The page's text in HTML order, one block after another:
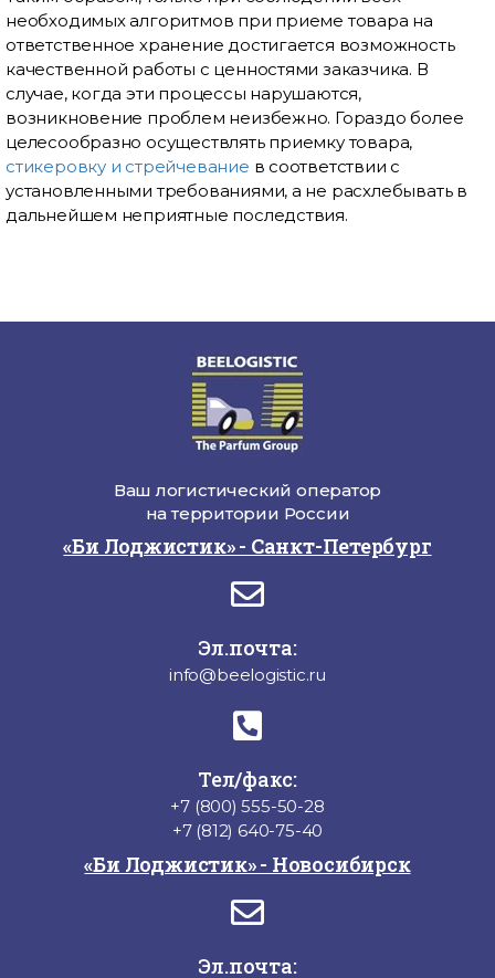
необходимых алгоритмов при приеме товара на
ответственное хранение достигается возможность
качественной работы с ценностями заказчика. В
случае, когда эти процессы нарушаются,
возникновение проблем неизбежно. Гораздо более
целесообразно осуществлять приемку товара,
стикеровку и стрейчевание в соответствии с
установленными требованиями, а не расхлебывать в
дальнейшем неприятные последствия.
Ваш логистический оператор
на территории России
«Би Лоджистик» - Санкт-Петербург
Эл.почта:
info@beelogistic.ru
Тел/факс:
+7 (800) 555-50-28
+7 (812) 640-75-40
«Би Лоджистик» - Новосибирск
Эл.почта: